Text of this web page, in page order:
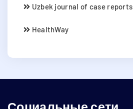
Uzbek journal of case reports
HealthWay